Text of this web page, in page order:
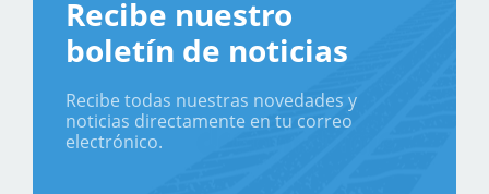
Recibe nuestro
boletín de noticias
Recibe todas nuestras novedades y
noticias directamente en tu correo
electrónico.